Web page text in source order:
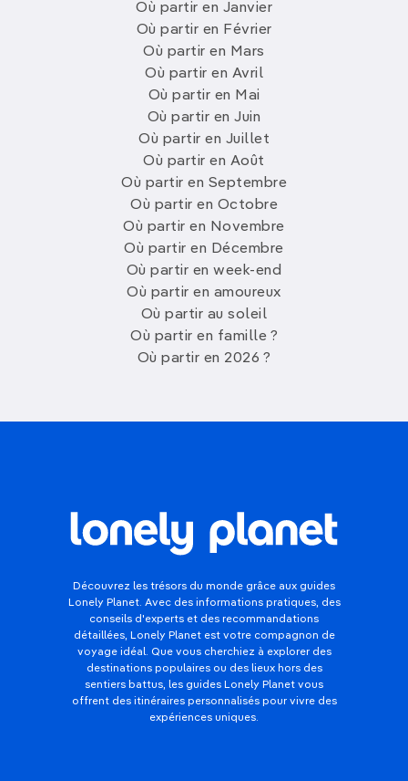
Où partir en Janvier
Où partir en Février
Où partir en Mars
Où partir en Avril
Où partir en Mai
Où partir en Juin
Où partir en Juillet
Où partir en Août
Où partir en Septembre
Où partir en Octobre
Où partir en Novembre
Où partir en Décembre
Où partir en week-end
Où partir en amoureux
Où partir au soleil
Où partir en famille ?
Où partir en 2026 ?
Découvrez les trésors du monde grâce aux guides
Lonely Planet. Avec des informations pratiques, des
conseils d'experts et des recommandations
détaillées, Lonely Planet est votre compagnon de
voyage idéal. Que vous cherchiez à explorer des
destinations populaires ou des lieux hors des
sentiers battus, les guides Lonely Planet vous
offrent des itinéraires personnalisés pour vivre des
expériences uniques.